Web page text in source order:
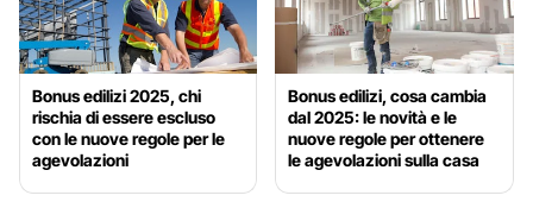
Bonus edilizi 2025, chi
rischia di essere escluso
con le nuove regole per le
agevolazioni
Bonus edilizi, cosa cambia
dal 2025: le novità e le
nuove regole per ottenere
le agevolazioni sulla casa